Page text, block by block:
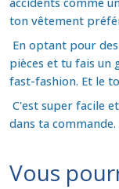
ton vêtement
En optant pour
pièces et tu fais un
fast-fashion. Et le
C'est super facile
dans ta commande.
Vous